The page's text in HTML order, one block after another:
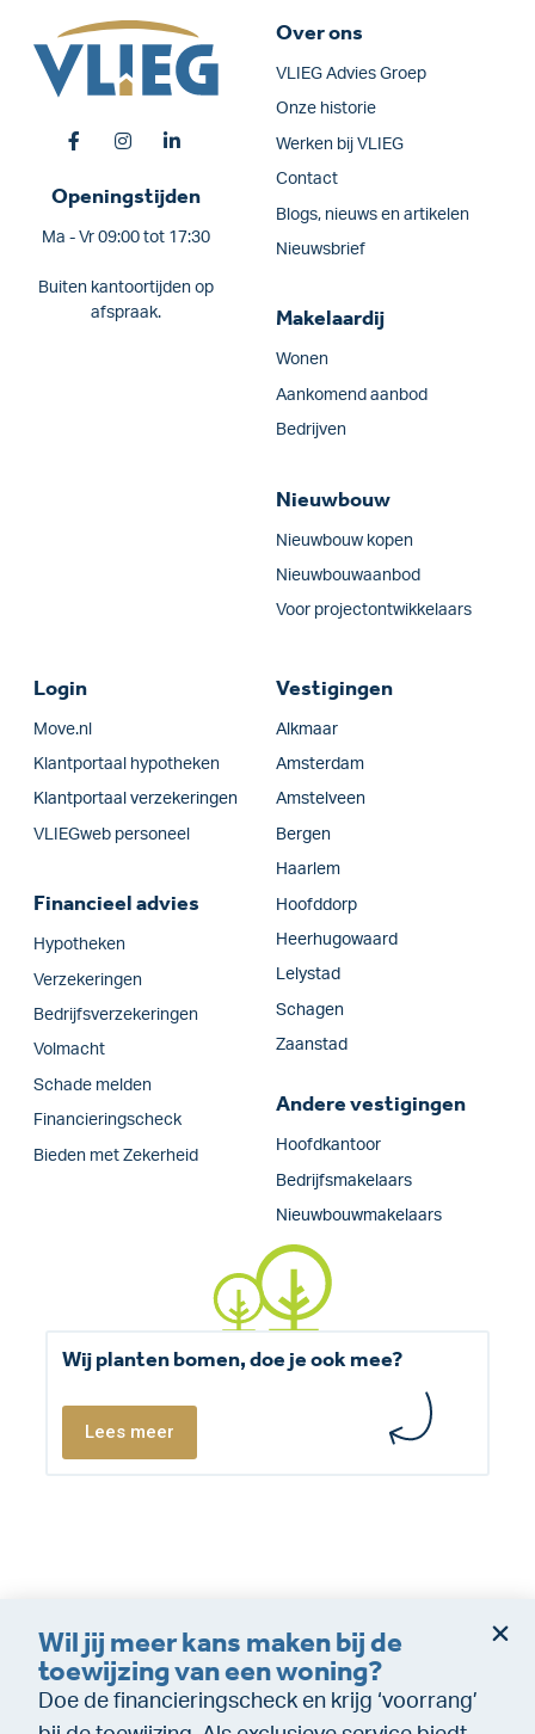
Openingstijden
Ma - Vr 09:00 tot 17:30
Buiten kantoortijden op
afspraak.
Over ons
VLIEG Advies Groep
Onze historie
Werken bij VLIEG
Contact
Blogs, nieuws en artikelen
Nieuwsbrief
Makelaardij
Wonen
Aankomend aanbod
Bedrijven
Nieuwbouw
Nieuwbouw kopen
Nieuwbouwaanbod
Voor projectontwikkelaars
Login
Move.nl
Klantportaal hypotheken
Klantportaal verzekeringen
VLIEGweb personeel
Financieel advies
Hypotheken
Verzekeringen
Bedrijfs­verzekeringen
Volmacht
Schade melden
Financieringscheck
Bieden met Zekerheid
Vestigingen
Alkmaar
Amsterdam
Amstelveen
Bergen
Haarlem
Hoofddorp
Heerhugowaard
Lelystad
Schagen
Zaanstad
Andere vestigingen
Hoofdkantoor
Bedrijfsmakelaars
Nieuwbouwmakelaars
Wij planten bomen, doe je ook mee?
Lees meer
Dienstverleningsvoorwaarden
Disclaimer
Cookie policy
Privacy (makelaardij)
Privacy (Financiële dienstverlening)
WeTransfer
Wil jij meer kans maken bij de
toewijzing van een woning?
Doe de financieringscheck en krijg ‘voorrang’